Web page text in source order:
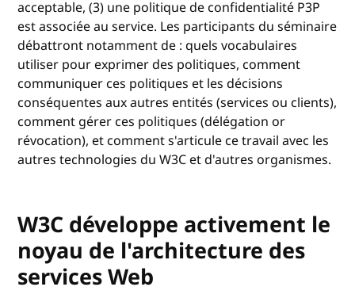
acceptable, (3) une politique de confidentialité P3P
est associée au service. Les participants du séminaire
débattront notamment de : quels vocabulaires
utiliser pour exprimer des politiques, comment
communiquer ces politiques et les décisions
conséquentes aux autres entités (services ou clients),
comment gérer ces politiques (délégation or
révocation), et comment s'articule ce travail avec les
autres technologies du W3C et d'autres organismes.
W3C développe activement le
noyau de l'architecture des
services Web